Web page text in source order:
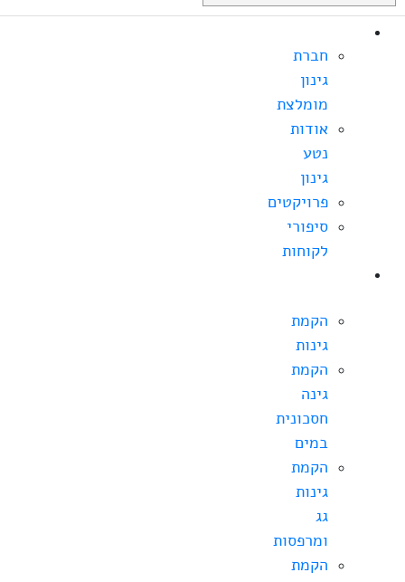
חברת
גינון
מומלצת
אודות
נטע
גינון
פרויקטים
סיפורי
לקוחות
הקמת
גינות
הקמת
גינה
חסכונית
במים
הקמת
גינות
גג
ומרפסות
הקמת